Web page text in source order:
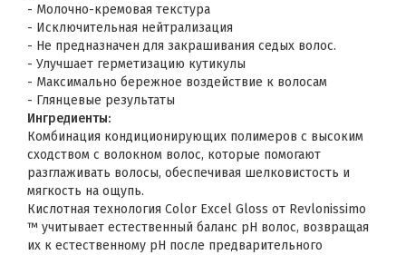
- Молочно-кремовая текстура
- Исключительная нейтрализация
- Не предназначен для закрашивания седых волос.
- Улучшает герметизацию кутикулы
- Максимально бережное воздействие к волосам
- Глянцевые результаты
Ингредиенты:
Комбинация кондиционирующих полимеров с высоким
сходством с волокном волос, которые помогают
разглаживать волосы, обеспечивая шелковистость и
мягкость на ощупь.
Кислотная технология Color Excel Gloss от Revlonissimo
™ учитывает естественный баланс pH волос, возвращая
их к естественному pH после предварительного